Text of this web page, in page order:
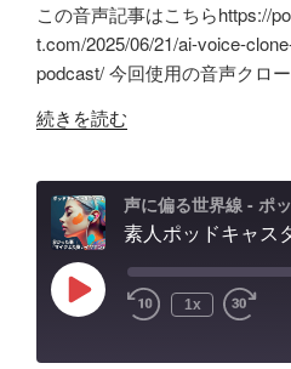
と
試
行
錯
の
記
録"
し
た
ノ
イ
除
去/
音
ト
自
作
AI
ー
ル
の
録。
Amazon
RSS
RSS FEED
SHARE
LINK
EMBED
この音声記事はこちらhttps://
t.com/2025/06/21/ai-voice-
podcast/ 今回使用の音声クロ
"本
判
能？
続きを読む
声に偏る世界線 - ポ
Play
Episode 1x